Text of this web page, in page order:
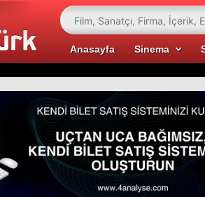
Anasayfa Sinema